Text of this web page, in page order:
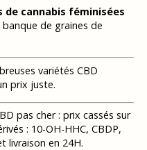
de cannabis féminisées
de graines de
variétés CBD
prix juste.
pas cher : prix cassés sur
: 10-OH-HHC, CBDP,
livraison en 24H.